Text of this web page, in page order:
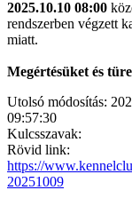
2025.10.10 08:00
rendszerben végzett
miatt.
Megértésüket és
Utolsó módosítás:
09:57:30
Kulcsszavak:
Rövid link:
https://
20251009